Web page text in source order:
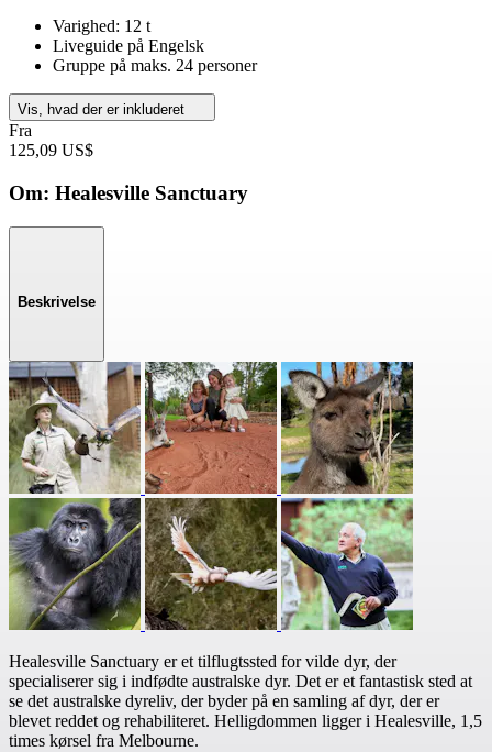
Varighed: 12 t
Liveguide på Engelsk
Gruppe på maks. 24 personer
Vis, hvad der er inkluderet
Fra
125,09 US$
Om: Healesville Sanctuary
Beskrivelse
Healesville Sanctuary er et tilflugtssted for vilde dyr, der
specialiserer sig i indfødte australske dyr. Det er et fantastisk sted at
se det australske dyreliv, der byder på en samling af dyr, der er
blevet reddet og rehabiliteret. Helligdommen ligger i Healesville, 1,5
times kørsel fra Melbourne.